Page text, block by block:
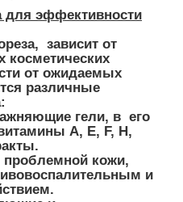
для эффективности
зависит от
косметических
от ожидаемых
различные
гели, в его
А, Е, F, H,
кожи,
и